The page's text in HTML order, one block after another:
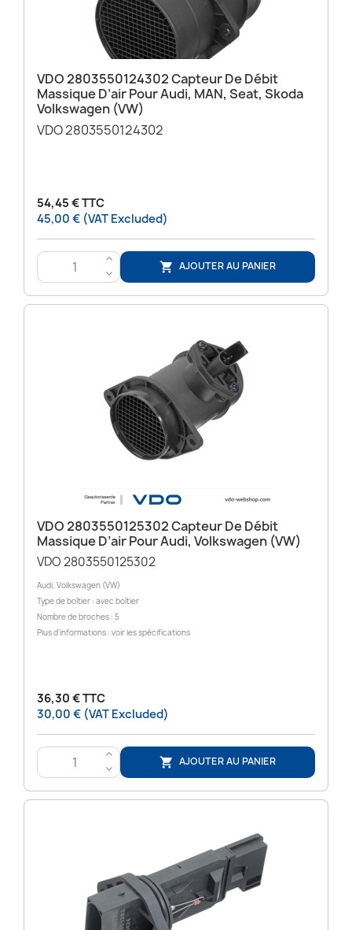
VDO 2803550124302 Capteur De Débit
Massique D’air Pour Audi, MAN, Seat, Skoda
Volkswagen (VW)
VDO 2803550124302
54,45 € TTC
45,00 € (VAT Excluded)
>
<
 AJOUTER AU PANIER
VDO 2803550125302 Capteur De Débit
Massique D’air Pour Audi, Volkswagen (VW)
VDO 2803550125302
Audi, Volkswagen (VW)
Type de boîtier : avec boîtier
Nombre de broches : 5
Plus d'informations : voir les spécifications
36,30 € TTC
30,00 € (VAT Excluded)
>
<
 AJOUTER AU PANIER